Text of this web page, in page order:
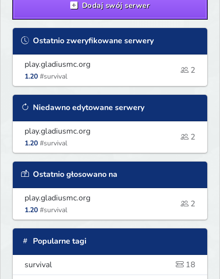
Dodaj swój serwer
Ostatnio zweryfikowane serwery
play.gladiusmc.org
1.20 #survival
2
Niedawno edytowane serwery
play.gladiusmc.org
1.20 #survival
2
Ostatnio głosowano na
play.gladiusmc.org
1.20 #survival
2
Popularne tagi
survival
18